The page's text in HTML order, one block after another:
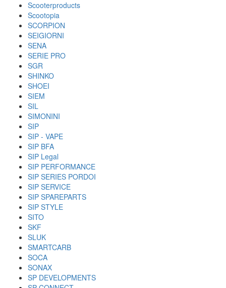
Scooterproducts
Scootopia
SCORPION
SEIGIORNI
SENA
SERIE PRO
SGR
SHINKO
SHOEI
SIEM
SIL
SIMONINI
SIP
SIP - VAPE
SIP BFA
SIP Legal
SIP PERFORMANCE
SIP SERIES PORDOI
SIP SERVICE
SIP SPAREPARTS
SIP STYLE
SITO
SKF
SLUK
SMARTCARB
SOCA
SONAX
SP DEVELOPMENTS